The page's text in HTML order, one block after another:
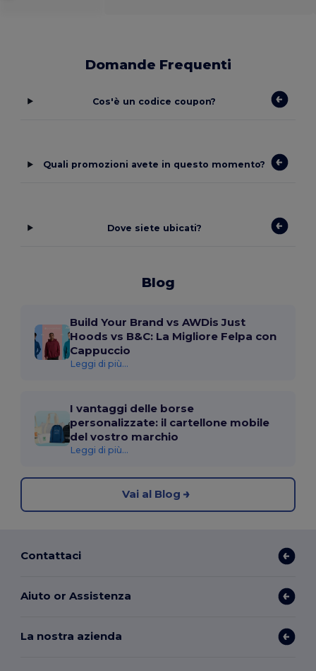
Domande Frequenti
Cos'è un codice coupon?
Quali promozioni avete in questo momento?
Dove siete ubicati?
Blog
Build Your Brand vs AWDis Just
Hoods vs B&C: La Migliore Felpa con
Cappuccio
Leggi di più...
I vantaggi delle borse
personalizzate: il cartellone mobile
del vostro marchio
Leggi di più...
Vai al Blog
Contattaci
Aiuto or Assistenza
La nostra azienda